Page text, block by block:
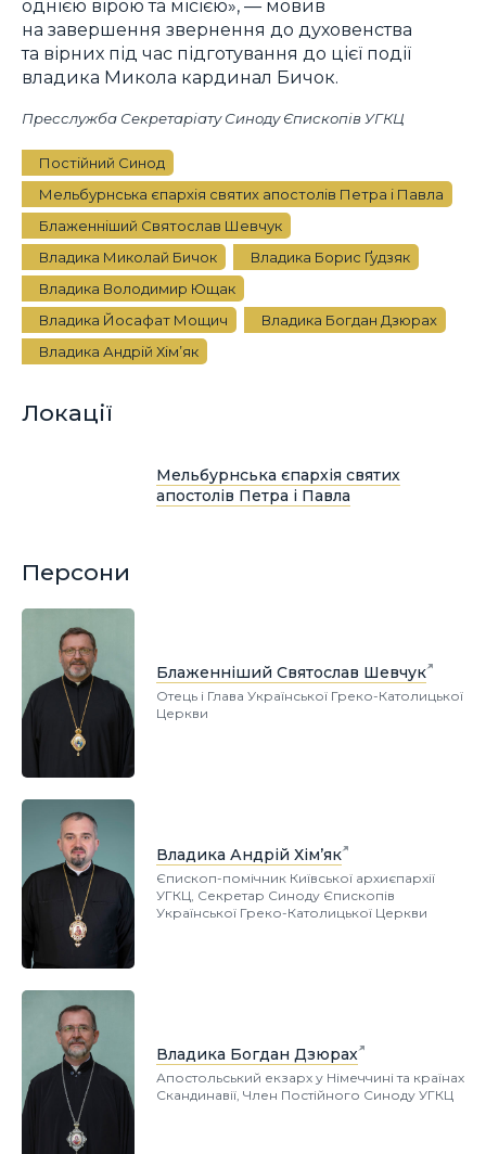
однією вірою та місією», — мовив
на завершення звернення до духовенства
та вірних під час підготування до цієї події
владика Микола кардинал Бичок.
Пресслужба Секретаріату Синоду Єпископів УГКЦ
Постійний Синод
Мельбурнська єпархія святих апостолів Петра і Павла
Блаженніший Святослав Шевчук
Владика Миколай Бичок
Владика Борис Ґудзяк
Владика Володимир Ющак
Владика Йосафат Мощич
Владика Богдан Дзюрах
Владика Андрій Хім’як
Локації
Мельбурнська єпархія святих
апостолів Петра і Павла
Персони
Блаженніший Святослав Шевчук
Отець і Глава Української Греко-Католицької
Церкви
Владика Андрій Хім’як
Єпископ-помічник Київської архиєпархії
УГКЦ, Секретар Синоду Єпископів
Української Греко-Католицької Церкви
Владика Богдан Дзюрах
Апостольський екзарх у Німеччині та країнах
Скандинавії, Член Постійного Синоду УГКЦ